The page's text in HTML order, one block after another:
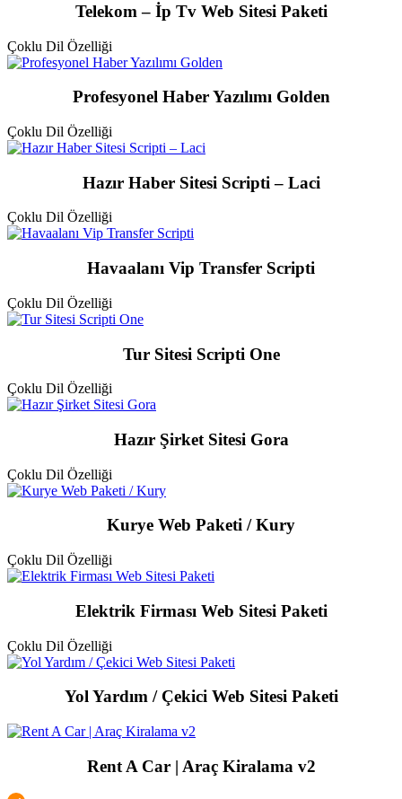
Telekom – İp Tv Web Sitesi Paketi
Çoklu Dil Özelliği
Profesyonel Haber Yazılımı Golden
Çoklu Dil Özelliği
Hazır Haber Sitesi Scripti – Laci
Çoklu Dil Özelliği
Havaalanı Vip Transfer Scripti
Çoklu Dil Özelliği
Tur Sitesi Scripti One
Çoklu Dil Özelliği
Hazır Şirket Sitesi Gora
Çoklu Dil Özelliği
Kurye Web Paketi / Kury
Çoklu Dil Özelliği
Elektrik Firması Web Sitesi Paketi
Çoklu Dil Özelliği
Yol Yardım / Çekici Web Sitesi Paketi
Rent A Car | Araç Kiralama v2